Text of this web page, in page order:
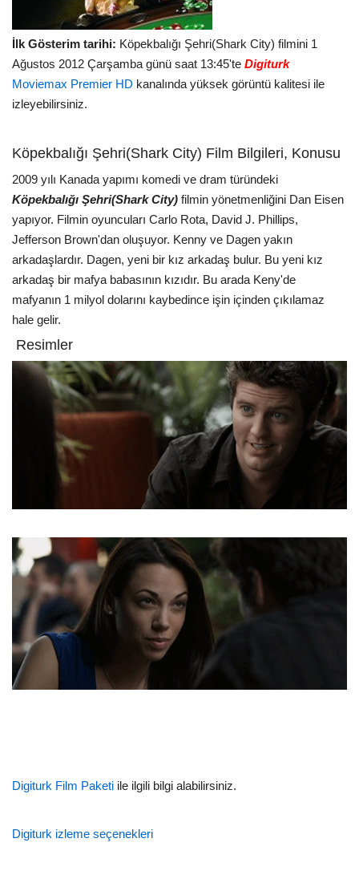
İlk Gösterim tarihi: Köpekbalığı Şehri(Shark City) filmini 1
Ağustos 2012 Çarşamba günü saat 13:45'te Digiturk
Moviemax Premier HD kanalında yüksek görüntü kalitesi ile
izleyebilirsiniz.
Köpekbalığı Şehri(Shark City) Film Bilgileri, Konusu
2009 yılı Kanada yapımı komedi ve dram türündeki
Köpekbalığı Şehri(Shark City) filmin yönetmenliğini Dan Eisen
yapıyor. Filmin oyuncuları Carlo Rota, David J. Phillips,
Jefferson Brown'dan oluşuyor. Kenny ve Dagen yakın
arkadaşlardır. Dagen, yeni bir kız arkadaş bulur. Bu yeni kız
arkadaş bir mafya babasının kızıdır. Bu arada Keny'de
mafyanın 1 milyol dolarını kaybedince işin içinden çıkılamaz
hale gelir.
Resimler
Digiturk Film Paketi ile ilgili bilgi alabilirsiniz.
Digiturk izleme seçenekleri